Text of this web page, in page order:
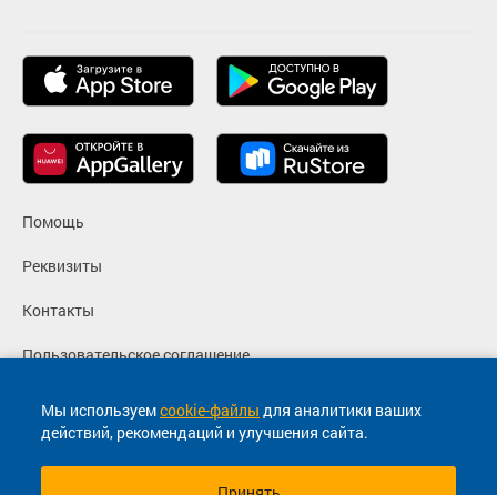
Мы используемcookie-файлы для аналитики ваших
действий, рекомендаций и улучшения сайта.
Помощь
Реквизиты
Контакты
Пользовательское соглашение
Политика конфиденциальности
Согласие на маркетинговые сообщения